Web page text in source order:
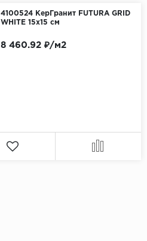
4100524 КерГранит FUTURA GRID
WHITE 15x15 см
8 460.92 ₽/м2